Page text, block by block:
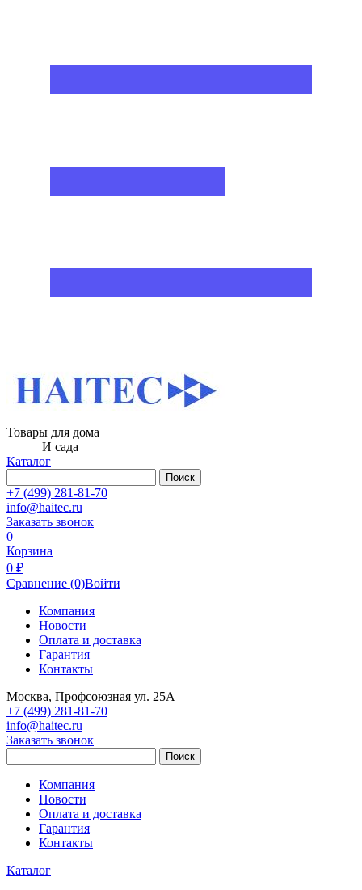
Товары для дома
И сада
Каталог
Поиск
+7 (499) 281-81-70
info@haitec.ru
Заказать звонок
0
Корзина
0 ₽
Сравнение (0)Войти
Компания
Новости
Оплата и доставка
Гарантия
Контакты
Москва, Профсоюзная ул. 25А
+7 (499) 281-81-70
info@haitec.ru
Заказать звонок
Поиск
Компания
Новости
Оплата и доставка
Гарантия
Контакты
Каталог